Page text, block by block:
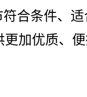
合条件、
加优质、